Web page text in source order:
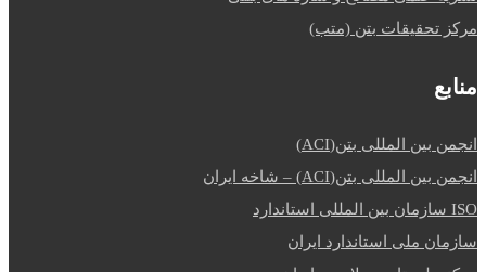
مرکز تحقیقات بتن (متب)
منابع
انجمن بین المللی بتن(ACI)
انجمن بین المللی بتن(ACI) – شاخه ایران
ISO سازمان بین المللی استاندارد
سازمان ملی استاندارد ایران